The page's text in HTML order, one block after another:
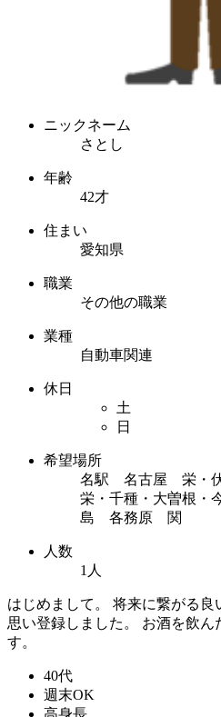
ニックネーム
さとし
年齢
42才
住まい
愛知県
職業
その他の職業
業種
自動車関連
休日
土
日
希望場所
名駅 名古屋 栄・
栄・千種・大曽根
島 各務原 関
人数
1人
はじめまして。 将来に繋がる良
思い登録しました。 お酒を飲
す。
40代
週末OK
高身長